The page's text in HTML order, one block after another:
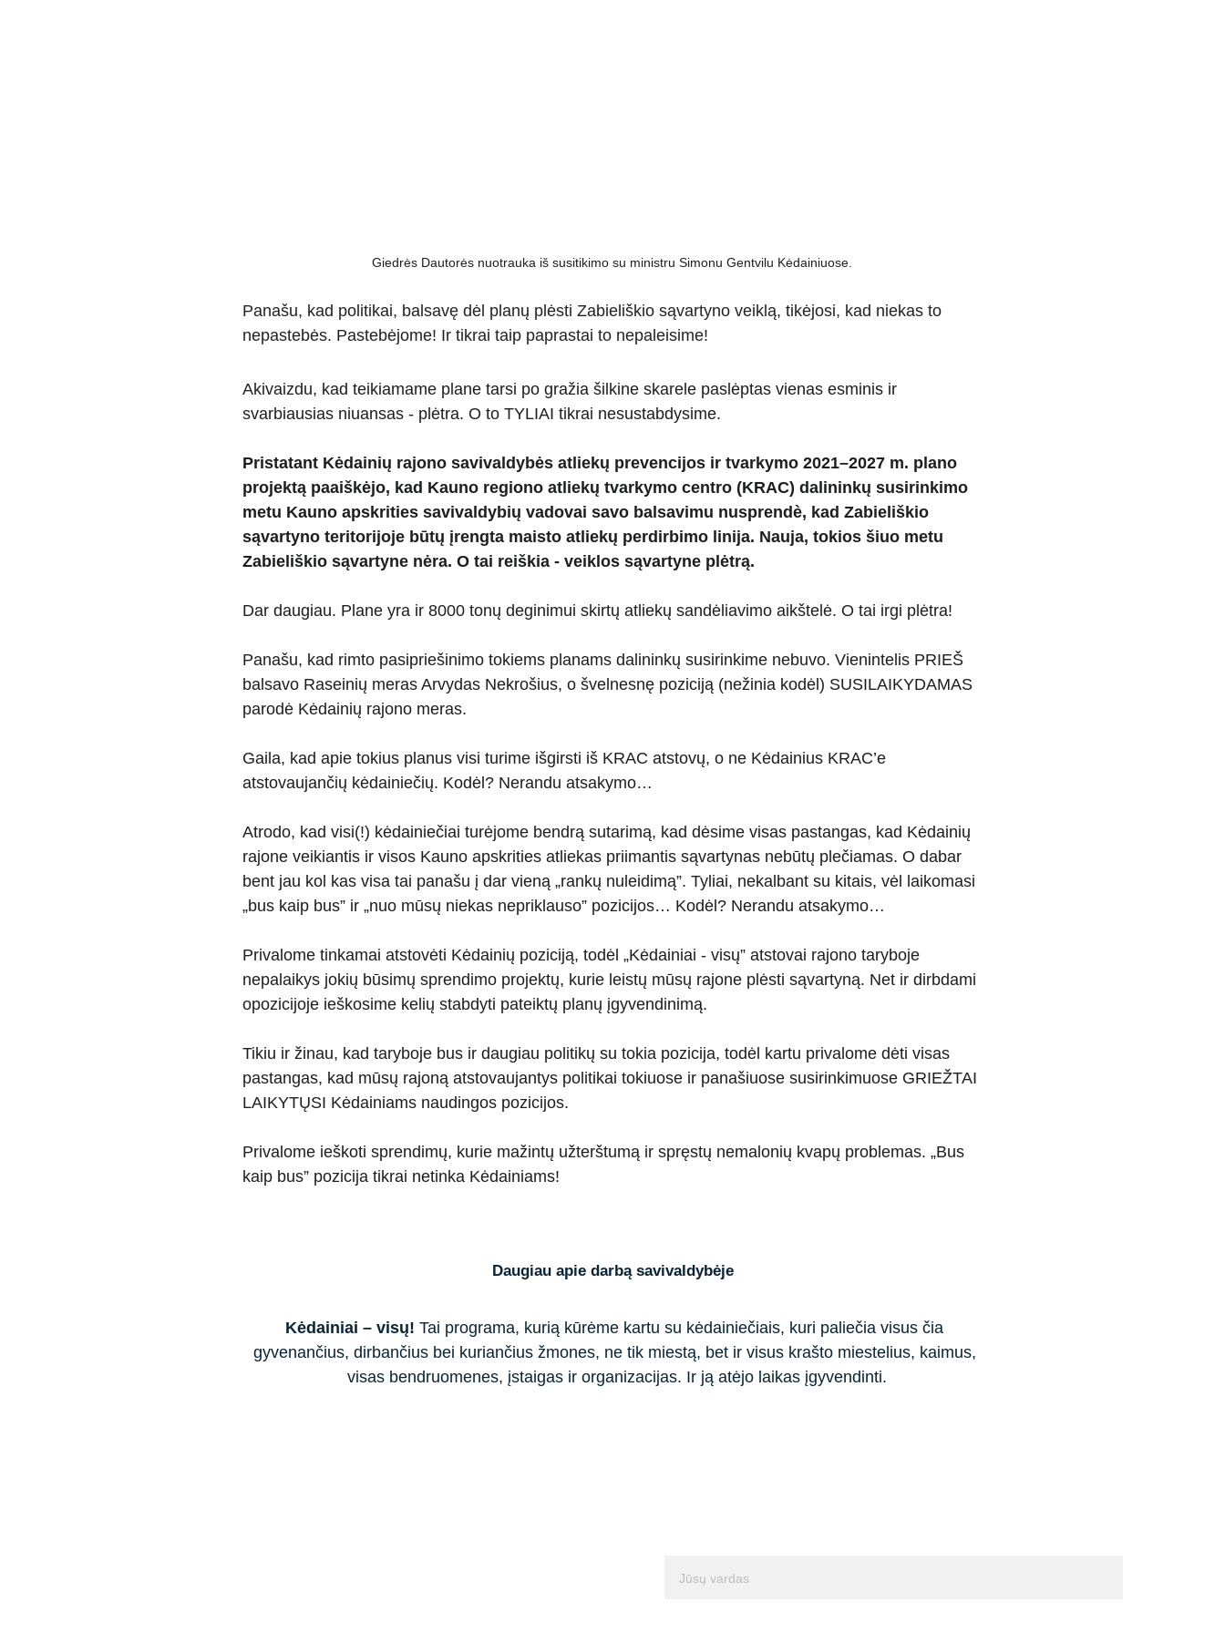
Giedrės Dautorės nuotrauka iš susitikimo su ministru Simonu Gentvilu Kėdainiuose.
Panašu, kad politikai, balsavę dėl planų plėsti Zabieliškio sąvartyno veiklą, tikėjosi, kad niekas to
nepastebės. Pastebėjome! Ir tikrai taip paprastai to nepaleisime!
Akivaizdu, kad teikiamame plane tarsi po gražia šilkine skarele paslėptas vienas esminis ir
svarbiausias niuansas - plėtra. O to TYLIAI tikrai nesustabdysime.
Pristatant Kėdainių rajono savivaldybės atliekų prevencijos ir tvarkymo 2021–2027 m. plano
projektą paaiškėjo, kad Kauno regiono atliekų tvarkymo centro (KRAC) dalininkų susirinkimo
metu Kauno apskrities savivaldybių vadovai savo balsavimu nusprendè, kad Zabieliškio
sąvartyno teritorijoje būtų įrengta maisto atliekų perdirbimo linija. Nauja, tokios šiuo metu
Zabieliškio sąvartyne nėra. O tai reiškia - veiklos sąvartyne plėtrą.
Dar daugiau. Plane yra ir 8000 tonų deginimui skirtų atliekų sandėliavimo aikštelė. O tai irgi plėtra!
Panašu, kad rimto pasipriešinimo tokiems planams dalininkų susirinkime nebuvo. Vienintelis PRIEŠ
balsavo Raseinių meras Arvydas Nekrošius, o švelnesnę poziciją (nežinia kodėl) SUSILAIKYDAMAS
parodė Kėdainių rajono meras.
Gaila, kad apie tokius planus visi turime išgirsti iš KRAC atstovų, o ne Kėdainius KRAC’e
atstovaujančių kėdainiečių. Kodėl? Nerandu atsakymo…
Atrodo, kad visi(!) kėdainiečiai turėjome bendrą sutarimą, kad dėsime visas pastangas, kad Kėdainių
rajone veikiantis ir visos Kauno apskrities atliekas priimantis sąvartynas nebūtų plečiamas. O dabar
bent jau kol kas visa tai panašu į dar vieną „rankų nuleidimą”. Tyliai, nekalbant su kitais, vėl laikomasi
„bus kaip bus” ir „nuo mūsų niekas nepriklauso” pozicijos… Kodėl? Nerandu atsakymo…
Privalome tinkamai atstovėti Kėdainių poziciją, todėl „Kėdainiai - visų” atstovai rajono taryboje
nepalaikys jokių būsimų sprendimo projektų, kurie leistų mūsų rajone plėsti sąvartyną. Net ir dirbdami
opozicijoje ieškosime kelių stabdyti pateiktų planų įgyvendinimą.
Tikiu ir žinau, kad taryboje bus ir daugiau politikų su tokia pozicija, todėl kartu privalome dėti visas
pastangas, kad mūsų rajoną atstovaujantys politikai tokiuose ir panašiuose susirinkimuose GRIEŽTAI
LAIKYTŲSI Kėdainiams naudingos pozicijos.
Privalome ieškoti sprendimų, kurie mažintų užterštumą ir spręstų nemalonių kvapų problemas. „Bus
kaip bus” pozicija tikrai netinka Kėdainiams!
Kėdainiai – visų! Tai programa, kurią kūrėme kartu su kėdainiečiais, kuri paliečia visus čia
gyvenančius, dirbančius bei kuriančius žmones, ne tik miestą, bet ir visus krašto miestelius, kaimus,
visas bendruomenes, įstaigas ir organizacijas. Ir ją atėjo laikas įgyvendinti.
Daugiau apie darbą savivaldybėje